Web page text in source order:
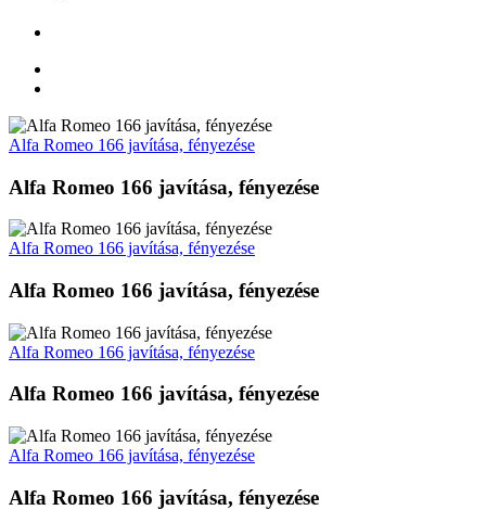
Alfa Romeo 166 javítása, fényezése
Alfa Romeo 166 javítása, fényezése
Alfa Romeo 166 javítása, fényezése
Alfa Romeo 166 javítása, fényezése
Alfa Romeo 166 javítása, fényezése
Alfa Romeo 166 javítása, fényezése
Alfa Romeo 166 javítása, fényezése
Alfa Romeo 166 javítása, fényezése